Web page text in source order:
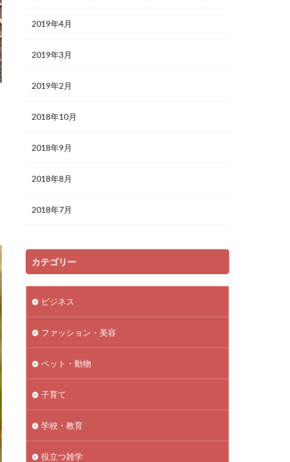
2019年4月
2019年3月
2019年2月
2018年10月
2018年9月
2018年8月
2018年7月
カテゴリー
ビジネス
ファッション・美容
ペット・動物
子育て
学校・教育
役立つ雑学